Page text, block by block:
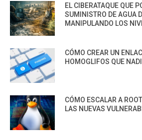
EL CIBERATAQUE QUE
SUMINISTRO DE AGUA
MANIPULANDO LOS
CÓMO CREAR UN
HOMOGLIFOS QUE
CÓMO ESCALAR A
LAS NUEVAS